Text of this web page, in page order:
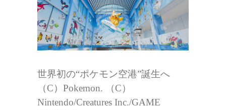
世界初の“ポケモン空港”誕生へ
（C）Pokemon. （C）
Nintendo/Creatures Inc./GAME